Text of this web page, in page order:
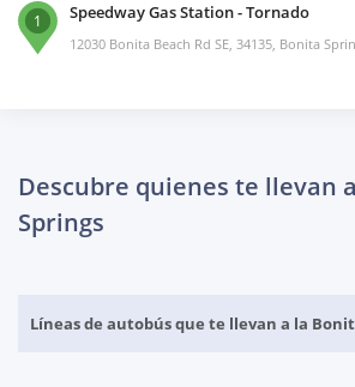
1 Speedway Gas Station - Tornado
12030 Bonita Beach Rd SE, 34135, Bonita
Descubre quienes te llevan
Springs
Líneas de autobús que te llevan a la